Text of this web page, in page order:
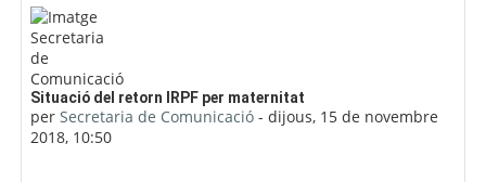
Situació del retorn IRPF per maternitat
perSecretaria de Comunicació -dijous, 15 de novembre
2018, 10:50
Nombre de respostes: 0